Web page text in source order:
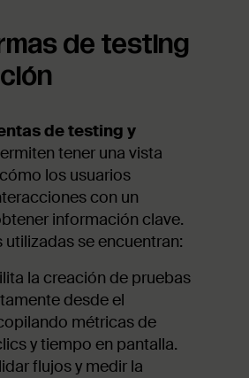
de testing
de testing y
tener una vista
los usuarios
con un
información clave.
utilizadas se encuentran:
la creación de pruebas
desde el
métricas de
y tiempo en pantalla.
flujos y medir la